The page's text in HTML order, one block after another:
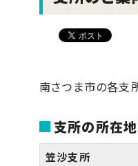
南さつま市の各支
支所の所在
笠沙支所